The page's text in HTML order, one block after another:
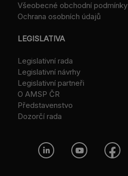
Všeobecné obchodní podmínky
Ochrana osobních údajů
LEGISLATIVA
Legislativní rada
Legislativní návrhy
Legislativní partneři
O AMSP ČR
Představenstvo
Dozorčí rada